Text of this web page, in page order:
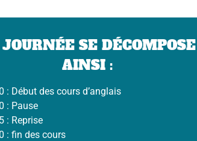
SE DÉCOMPOSE
AINSI :
: Début des cours d’anglais
: Pause
: Reprise
: fin des cours